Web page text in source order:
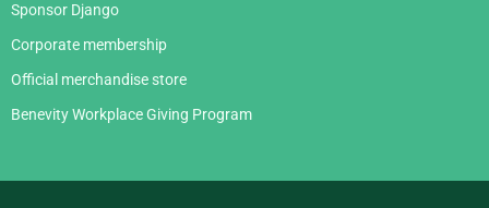
Sponsor Django
Corporate membership
Official merchandise store
Benevity Workplace Giving Program